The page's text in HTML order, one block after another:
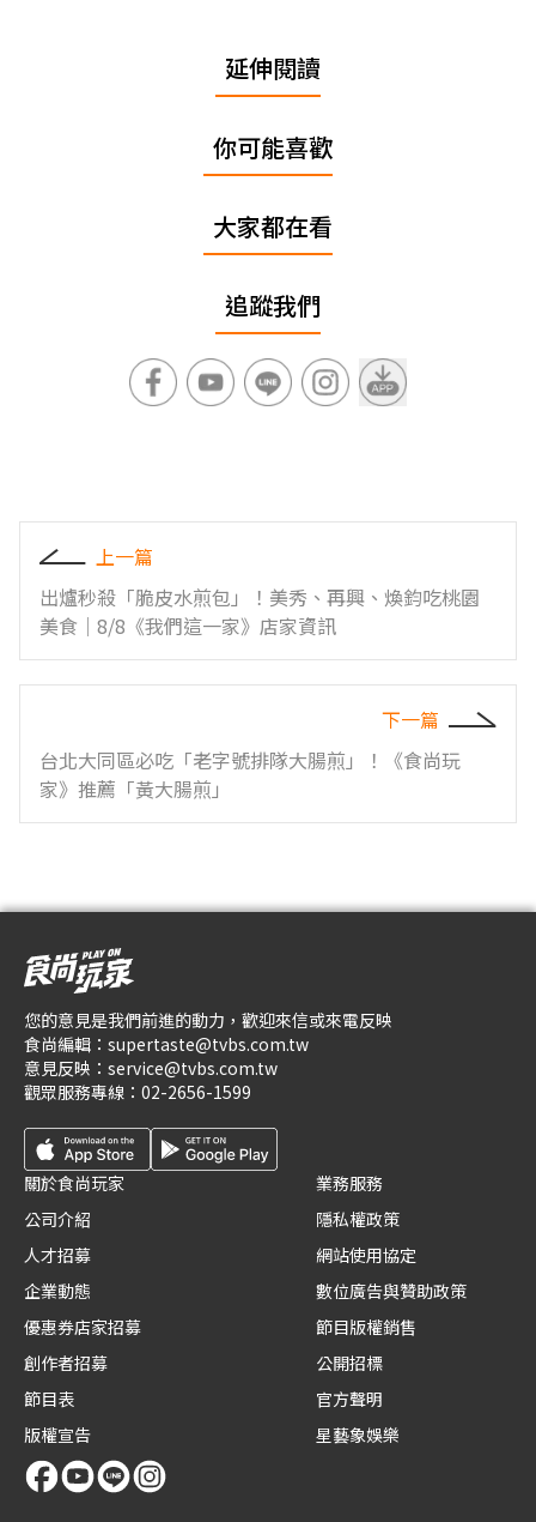
延伸閱讀
你可能喜歡
大家都在看
追蹤我們
上一篇
出爐秒殺「脆皮水煎包」！美秀、再興、煥鈞吃桃園
美食｜8/8《我們這一家》店家資訊
下一篇
台北大同區必吃「老字號排隊大腸煎」！《食尚玩
家》推薦「黃大腸煎」
您的意見是我們前進的動力，歡迎來信或來電反映
食尚編輯： supertaste@tvbs.com.tw
意見反映： service@tvbs.com.tw
觀眾服務專線： 02-2656-1599
關於食尚玩家
公司介紹
人才招募
企業動態
優惠券店家招募
創作者招募
節目表
版權宣告
業務服務
隱私權政策
網站使用協定
數位廣告與贊助政策
節目版權銷售
公開招標
官方聲明
星藝象娛樂